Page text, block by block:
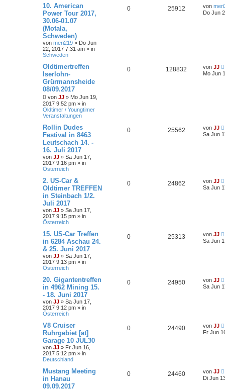
10. American
Power Tour 2017,
30.06-01.07
(Motala,
Schweden)
von meri219 » Do Jun
22, 2017 7:31 am » in
Schweden
0 25912 von
Do Jun
Oldtimertreffen
Iserlohn-
Grürmannsheide
08/09.2017
von JJ » Mo Jun 19,
2017 9:52 pm » in
Oldtimer / Youngtimer
Veranstaltungen
0 128832 von JJ
Mo Jun
Rollin Dudes
Festival in 8463
Leutschach 14. -
16. Juli 2017
von JJ » Sa Jun 17,
2017 9:16 pm » in
Österreich
0 25562 von JJ
Sa Jun
2. US-Car &
Oldtimer TREFFEN
in Steinbach 1/2.
Juli 2017
von JJ » Sa Jun 17,
2017 9:15 pm » in
Österreich
0 24862 von JJ
Sa Jun
15. US-Car Treffen
in 6284 Aschau 24.
& 25. Juni 2017
von JJ » Sa Jun 17,
2017 9:13 pm » in
Österreich
0 25313 von JJ
Sa Jun
20. Gigantentreffen
in 4962 Mining 15.
- 18. Juni 2017
von JJ » Sa Jun 17,
2017 9:12 pm » in
Österreich
0 24950 von JJ
Sa Jun
V8 Cruiser
Ruhrgebiet [at]
Garage 10 JUL30
von JJ » Fr Jun 16,
2017 5:12 pm » in
Deutschland
0 24490 von JJ
Fr Jun
Mustang Meeting
in Hanau
09.09.2017
0 24460 von JJ
Di Jun